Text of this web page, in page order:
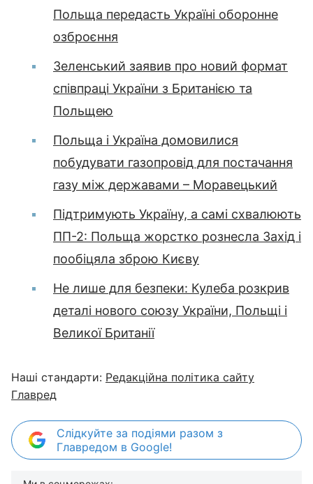
Польща передасть Україні оборонне
озброєння
Зеленський заявив про новий формат
співпраці України з Британією та
Польщею
Польща і Україна домовилися
побудувати газопровід для постачання
газу між державами – Моравецький
Підтримують Україну, а самі схвалюють
ПП-2: Польща жорстко рознесла Захід і
пообіцяла зброю Києву
Не лише для безпеки: Кулеба розкрив
деталі нового союзу України, Польщі і
Великої Британії
Наші стандарти: Редакційна політика сайту
Главред
Слідкуйте за подіями разом з
Главредом в Google!